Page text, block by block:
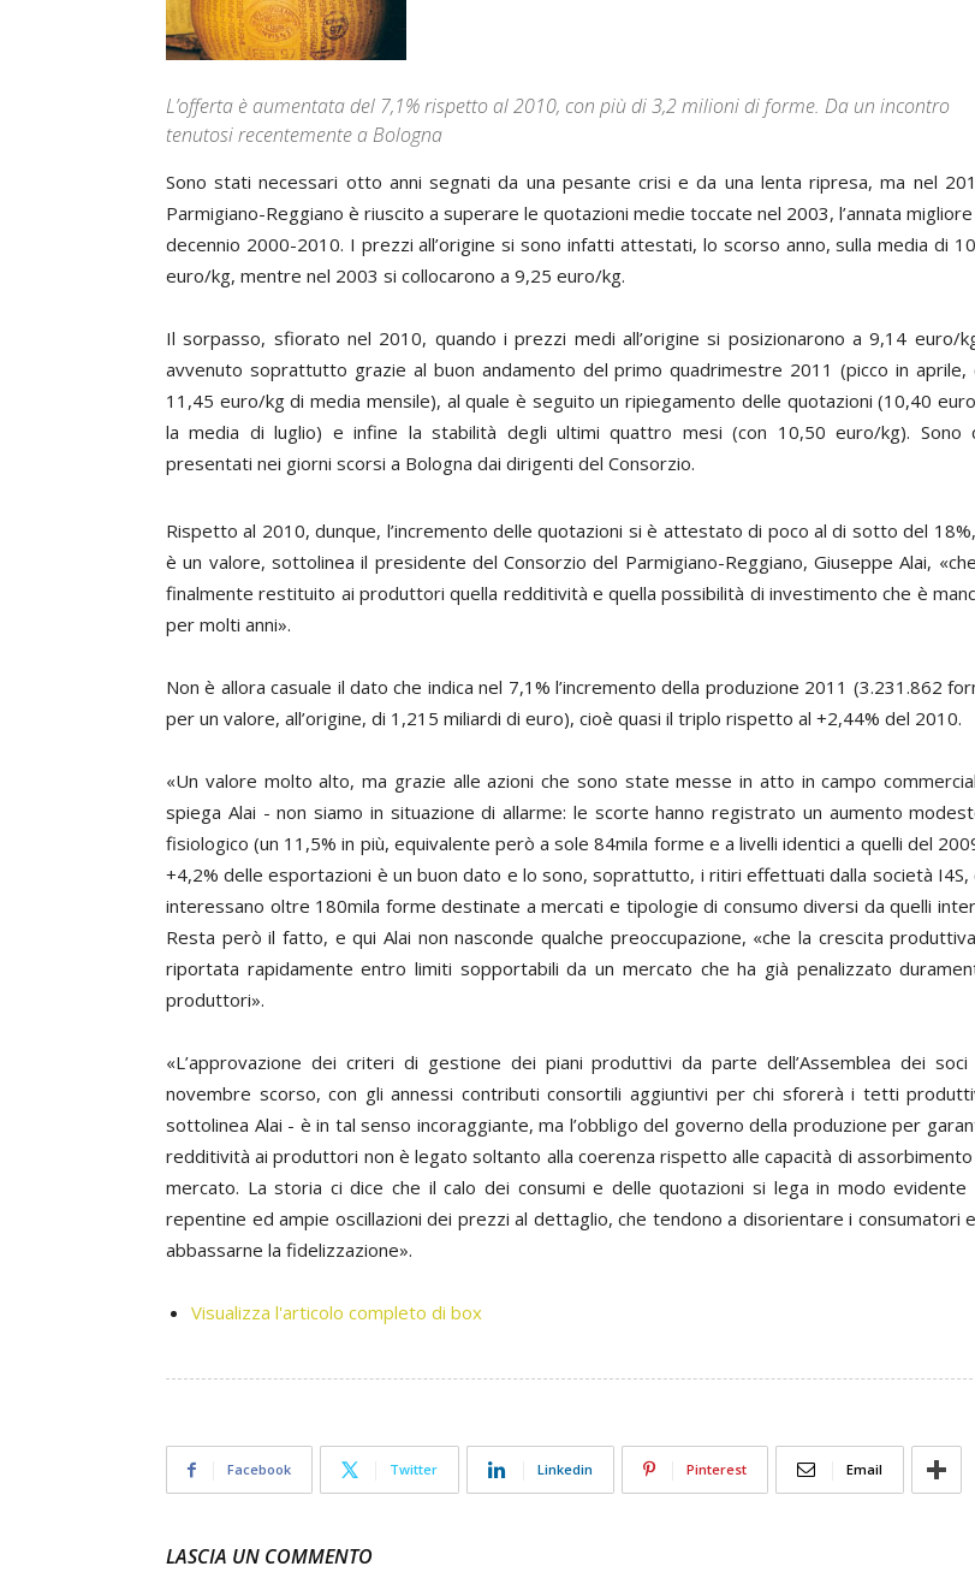
L’offerta è aumentata del 7,1% rispetto al 2010, con più di 3,2 milioni di forme. Da un incontro
tenutosi recentemente a Bologna
Sono stati necessari otto anni segnati da una pesante crisi e da una lenta ripresa, ma nel
Parmigiano-Reggiano è riuscito a superare le quotazioni medie toccate nel 2003, l’annata
decennio 2000-2010. I prezzi all’origine si sono infatti attestati, lo scorso anno, sulla media di
euro/kg, mentre nel 2003 si collocarono a 9,25 euro/kg.
Il sorpasso, sfiorato nel 2010, quando i prezzi medi all’origine si posizionarono a 9,14 euro/
avvenuto soprattutto grazie al buon andamento del primo quadrimestre 2011 (picco in aprile,
11,45 euro/kg di media mensile), al quale è seguito un ripiegamento delle quotazioni (10,40
la media di luglio) e infine la stabilità degli ultimi quattro mesi (con 10,50 euro/kg). Sono
presentati nei giorni scorsi a Bologna dai dirigenti del Consorzio.
Rispetto al 2010, dunque, l’incremento delle quotazioni si è attestato di poco al di sotto del
è un valore, sottolinea il presidente del Consorzio del Parmigiano-Reggiano, Giuseppe Alai,
finalmente restituito ai produttori quella redditività e quella possibilità di investimento che è
per molti anni».
Non è allora casuale il dato che indica nel 7,1% l’incremento della produzione 2011 (3.231.862
per un valore, all’origine, di 1,215 miliardi di euro), cioè quasi il triplo rispetto al +2,44% del 2010.
«Un valore molto alto, ma grazie alle azioni che sono state messe in atto in campo
spiega Alai - non siamo in situazione di allarme: le scorte hanno registrato un aumento
fisiologico (un 11,5% in più, equivalente però a sole 84mila forme e a livelli identici a quelli del
+4,2% delle esportazioni è un buon dato e lo sono, soprattutto, i ritiri effettuati dalla società I4S,
interessano oltre 180mila forme destinate a mercati e tipologie di consumo diversi da quelli
Resta però il fatto, e qui Alai non nasconde qualche preoccupazione, «che la crescita
riportata rapidamente entro limiti sopportabili da un mercato che ha già penalizzato
produttori».
«L’approvazione dei criteri di gestione dei piani produttivi da parte dell’Assemblea dei soci
novembre scorso, con gli annessi contributi consortili aggiuntivi per chi sforerà i tetti
sottolinea Alai - è in tal senso incoraggiante, ma l’obbligo del governo della produzione per
redditività ai produttori non è legato soltanto alla coerenza rispetto alle capacità di
mercato. La storia ci dice che il calo dei consumi e delle quotazioni si lega in modo evidente
repentine ed ampie oscillazioni dei prezzi al dettaglio, che tendono a disorientare i consumatori
abbassarne la fidelizzazione».
Visualizza l'articolo completo di box
Facebook Twitter Linkedin Pinterest Email
LASCIA UN COMMENTO